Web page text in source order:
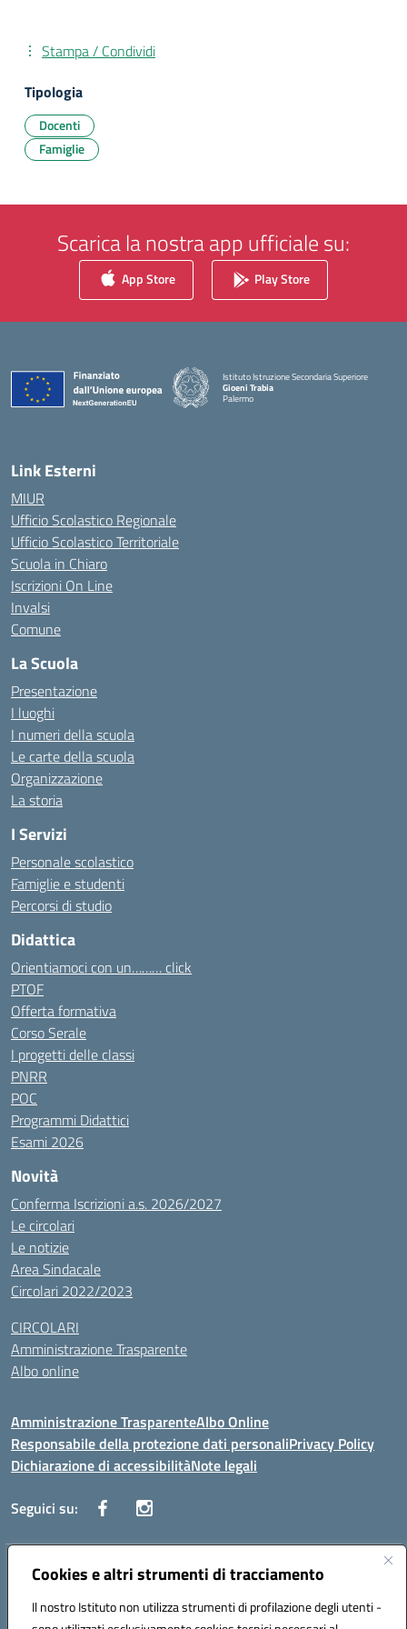
Cookies e altri strumenti di tracciamento
Il nostro Istituto non utilizza strumenti di profilazione degli utenti -
Stampa / Condividi
Tipologia
Docenti
Famiglie
Scarica la nostra app ufficiale su:
App Store Play Store
Istituto Istruzione Secondaria Superiore
Gioeni Trabia
Palermo
Link Esterni
MIUR
Ufficio Scolastico Regionale
Ufficio Scolastico Territoriale
Scuola in Chiaro
Iscrizioni On Line
Invalsi
Comune
La Scuola
Presentazione
I luoghi
I numeri della scuola
Le carte della scuola
Organizzazione
La storia
I Servizi
Personale scolastico
Famiglie e studenti
Percorsi di studio
Didattica
Orientiamoci con un……… click
PTOF
Offerta formativa
Corso Serale
I progetti delle classi
PNRR
POC
Programmi Didattici
Esami 2026
Novità
Conferma Iscrizioni a.s. 2026/2027
Le circolari
Le notizie
Area Sindacale
Circolari 2022/2023
CIRCOLARI
Amministrazione Trasparente
Albo online
Amministrazione TrasparenteAlbo Online
Responsabile della protezione dati personaliPrivacy Policy
Dichiarazione di accessibilitàNote legali
Seguici su:
Indirizzo:Corso Vittorio Emanuele, 27 90133 - Palermo
Posta elettronica certificata (PEC):pais03600r@pec.istruzione.it